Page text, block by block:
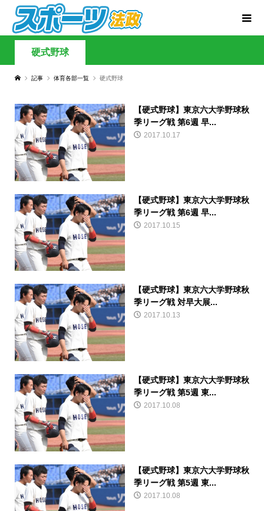
硬式野球
記事 体育各部一覧 硬式野球
【硬式野球】東京六大学野球秋
季リーグ戦 第6週 早...
2017.10.17
【硬式野球】東京六大学野球秋
季リーグ戦 第6週 早...
2017.10.15
【硬式野球】東京六大学野球秋
季リーグ戦 対早大展...
2017.10.13
【硬式野球】東京六大学野球秋
季リーグ戦 第5週 東...
2017.10.08
【硬式野球】東京六大学野球秋
季リーグ戦 第5週 東...
2017.10.08